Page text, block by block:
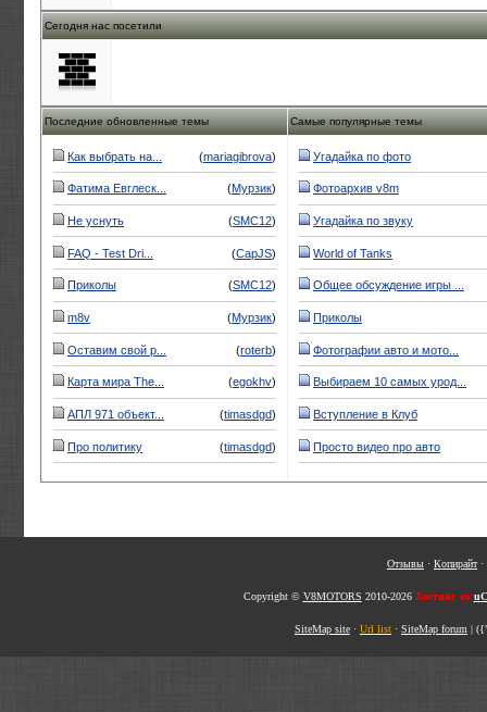
Сегодня нас посетили
Последние обновленные темы Самые популярные темы
Как выбрать на... (mariagibrova)
Фатима Евглеск... (Мурзик)
Не уснуть (SMC12)
FAQ - Test Dri... (CapJS)
Приколы (SMC12)
m8v (Мурзик)
Оставим свой р... (roterb)
Карта мира The... (egokhv)
АПЛ 971 объект... (timasdgd)
Про политику (timasdgd)
Угадайка по фото
Фотоархив v8m
Угадайка по звуку
World of Tanks
Общее обсуждение игры ...
Приколы
Фотографии авто и мото...
Выбираем 10 самых урод...
Вступление в Клуб
Просто видео про авто
Отзывы · Копирайт·
Copyright © V8MOTORS 2010-2026 Хостинг от
SiteMap site · Url list · SiteMap forum |